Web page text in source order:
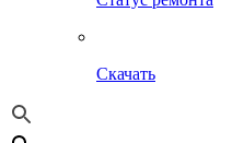
Скачать